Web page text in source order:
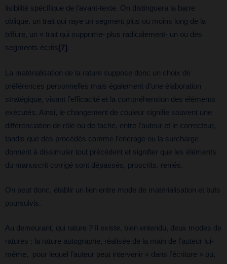
lisibilité spécifique de l’avant-texte. On distinguera la barre
oblique, un trait qui raye un segment plus ou moins long de la
biffure, un « trait qui supprime- plus radicalement- un ou des
segments écrits [7] .
La matérialisation de la rature suppose donc un choix de
préférences personnelles mais également d’une élaboration
stratégique, visant l’efficacité et la compréhension des éléments
exécutés. Ainsi, le changement de couleur signifie souvent une
différenciation de rôle ou de tache, entre l’auteur et le correcteur,
tandis que des procédés comme l’encrage ou la surcharge
donnent à dissimuler tout précédent et signifier que les éléments
du manuscrit corrigé sont dépassés, proscrits, reniés.
On peut donc, établir un lien entre mode de matérialisation et buts
poursuivis.
Au demeurant, qui rature ? Il existe, bien entendu, deux modes de
ratures : la rature autographe, réalisée de la main de l’auteur lui-
même, pour lequel l’auteur peut intervenir « dans l’écriture » ou,